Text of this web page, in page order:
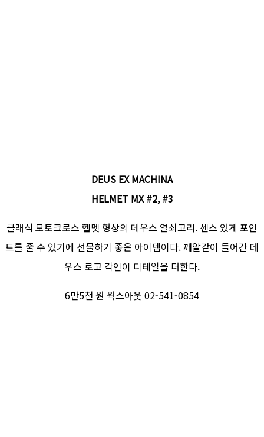
DEUS EX MACHINA
HELMET MX #2, #3
클래식 모토크로스 헬멧 형상의 데우스 열쇠고리. 센스 있게 포인
트를 줄 수 있기에 선물하기 좋은 아이템이다. 깨알같이 들어간 데
우스 로고 각인이 디테일을 더한다.
6만5천 원 웍스아웃 02-541-0854